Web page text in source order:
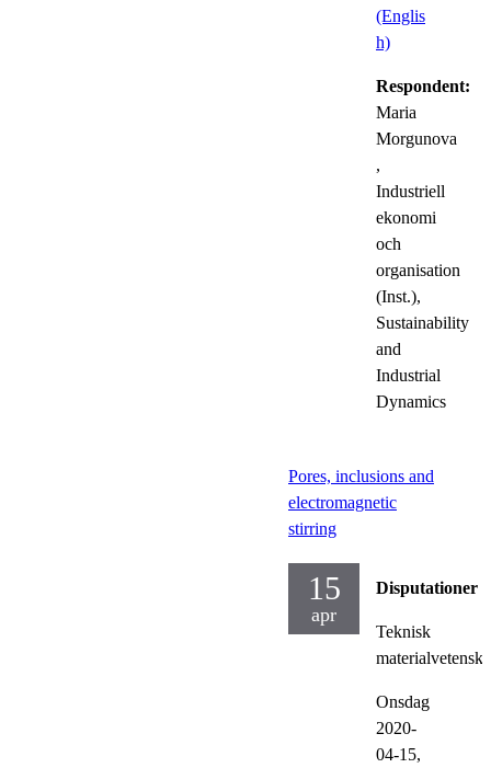
(Englis
h)
Respondent:
Maria
Morgunova
,
Industriell
ekonomi
och
organisation
(Inst.),
Sustainability
and
Industrial
Dynamics
Pores, inclusions and
electromagnetic
stirring
15
apr
Disputationer
Teknisk
Onsdag
2020-
04-15,